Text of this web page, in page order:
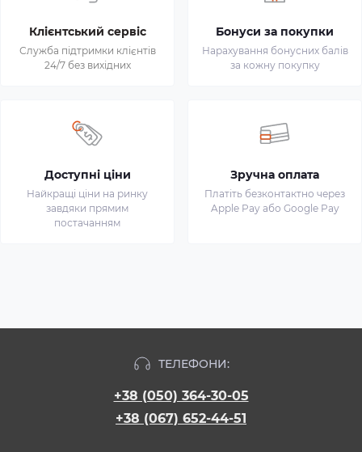
Клієнтський сервіс
Служба підтримки клієнтів
24/7 без вихідних
Бонуси за покупки
Нарахування бонусних балів
за кожну покупку
Доступні ціни
Найкращі ціни на ринку
завдяки прямим
постачанням
Зручна оплата
Платіть безконтактно через
Apple Pay або Google Pay
ТЕЛЕФОНИ:
+38 (050) 364-30-05
+38 (067) 652-44-51